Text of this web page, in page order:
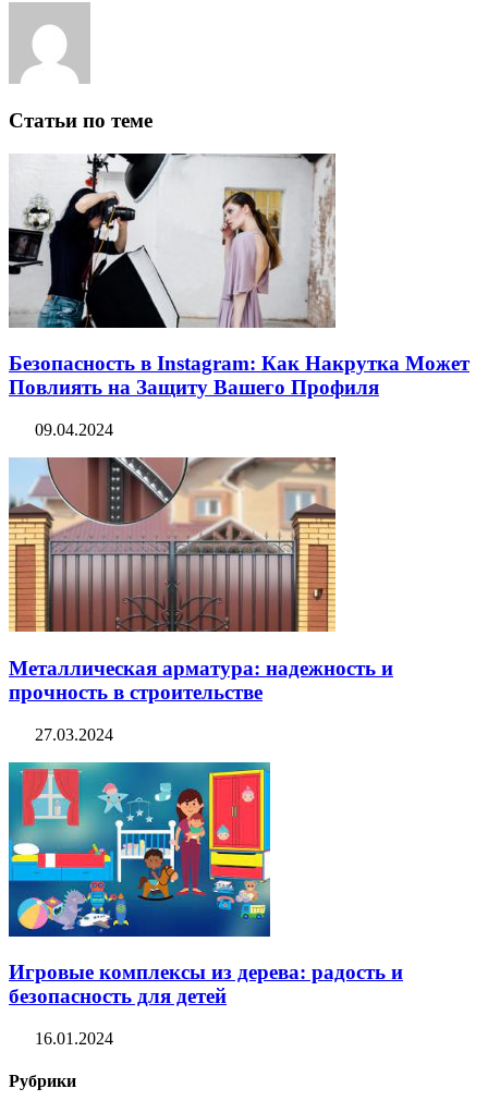
Статьи по теме
Безопасность в Instagram: Как Накрутка Может
Повлиять на Защиту Вашего Профиля
09.04.2024
Металлическая арматура: надежность и
прочность в строительстве
27.03.2024
Игровые комплексы из дерева: радость и
безопасность для детей
16.01.2024
Рубрики